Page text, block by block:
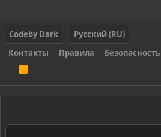
Codeby Dark
Русский (RU)
Контакты
Правила Безопасность
S